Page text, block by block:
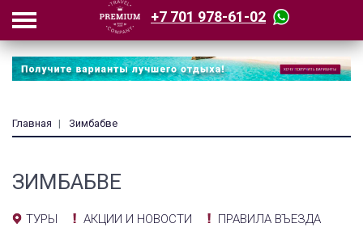
+7 701 978-61-02
Главная Зимбабве
ЗИМБАБВЕ
ТУРЫ АКЦИИ И НОВОСТИ
ПРАВИЛА ВЪЕЗДА